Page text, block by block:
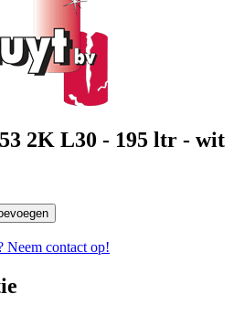
2K L30 - 195 ltr - wit
Neem contact op!